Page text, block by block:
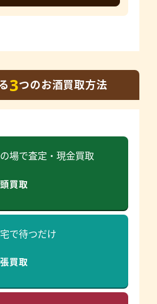
3つのお酒買取方法
場で査定・現金買取
買取
で待つだけ
買取